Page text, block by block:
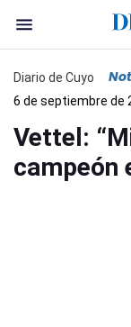
Diario de Cuyo
6 de septiembre de
Vettel:
campeón